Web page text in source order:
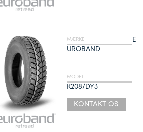
MÆRKE
E
UROBAND
MODEL
K208/DY3
KONTAKT OS